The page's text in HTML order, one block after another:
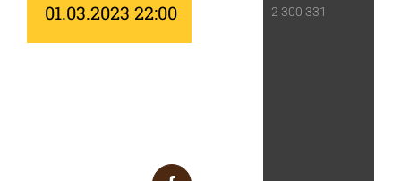
01.03.2023 22:00
2 300 331